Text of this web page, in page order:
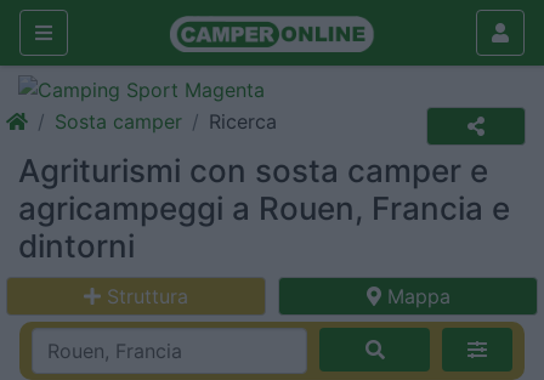
Sosta camper Ricerca
Agriturismi con sosta camper e
agricampeggi a Rouen, Francia e
dintorni
Struttura Mappa